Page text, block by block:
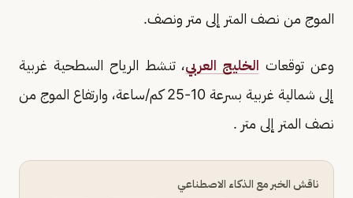
الموج من نصف المتر إلى متر ونصف.
وعن توقعات الخليج العربي، تنشط الرياح السطحية غربية
إلى شمالية غربية بسرعة 10-25 كم/ساعة، وارتفاع الموج من
نصف المتر إلى متر .
ناقش الخبر مع الذكاء الاصطناعي